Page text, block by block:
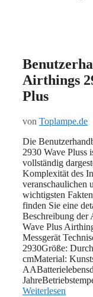
Airthings
Plus
von Toplampe.de
Die
2930 Wave Pluss
vollständig
Komplexität des
veranschaulichen
wichtigsten
finden Sie eine
Beschreibung der
Wave Plus
Messgerät
‎2930Größe:
cmMaterial:
Weiterlesen